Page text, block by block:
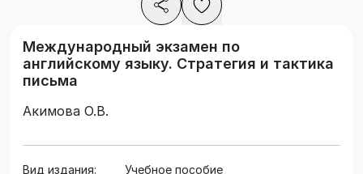
Международный экзамен по
английскому языку. Стратегия и тактика
письма
Акимова О.В.
Вид издания:
Учебное пособие